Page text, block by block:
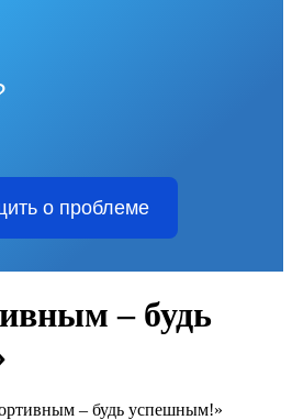
о проблеме
– будь
– будь успешным!»